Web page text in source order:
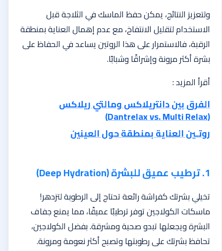
ولتعزيز النتائج، يمكن حفظ الماسك في الثلاجة قبل
الاستخدام لتقليل الانتفاخ، مع عدم إهمال العناية بمنطقة
الرقبة، فالاستمرار على هذا الروتين يساعد في الحفاظ على
بشرة أكثر مرونة وإشراقًا وشبابًا.
أقرأ المزيد :
الفرق بين دانتريلاكس ومالتي ريلاكس
(Dantrelax vs. Multi Relax)
روتـين العناية بمنطقة حول العينين
1. ترطيب عميق للبشرة (Deep Hydration)
تخيلي بشرتك كفراشة رائعة تحتاج إلى الرطوبة لتزدهر!
ماسكات الكولاجين توفر ترطيبًا عميقًا، مما يمنع جفاف
البشرة ويجعلها تبدو صحية ومشرقة. بفضل الكولاجين،
تحافظ بشرتك على رطوبتها وتصبح أكثر نعومة ومرونة.